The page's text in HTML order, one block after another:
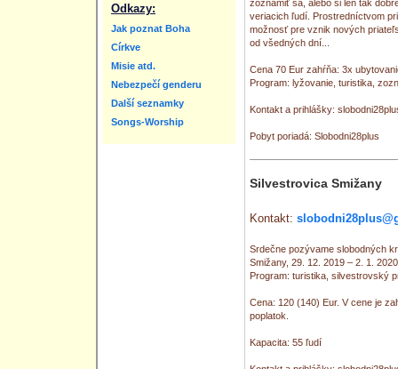
Odkazy:
Jak poznat Boha
Církve
Misie atd.
Nebezpečí genderu
Další seznamky
Songs-Worship
zoznámiť sa, alebo si len tak
veriacich ľudí. Prostredníctvom
možnosť pre vznik nových
od všedných dní...
Cena 70 Eur zahŕňa: 3x
Program: lyžovanie, turistika,
Kontakt a prihlášky:
Pobyt poriadá: Slobodni28plus
Silvestrovica Smižany
Kontakt:
Srdečne pozývame slobodných
Smižany, 29. 12. 2019 – 2. 1.
Program: turistika, silvestrovský
Cena: 120 (140) Eur. V cene je
poplatok.
Kapacita: 55 ľudí